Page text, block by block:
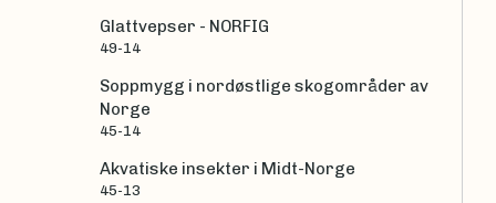
Glattvepser - NORFIG
49-14
Soppmygg i nordøstlige skogområder av
Norge
45-14
Akvatiske insekter i Midt-Norge
45-13